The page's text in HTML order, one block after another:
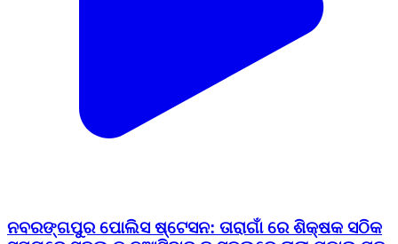
ନବରଙ୍ଗପୁର ପୋଲିସ ଷ୍ଟେସନ: ତାରାଗାଁ ରେ ଶିକ୍ଷକ ସଠିକ